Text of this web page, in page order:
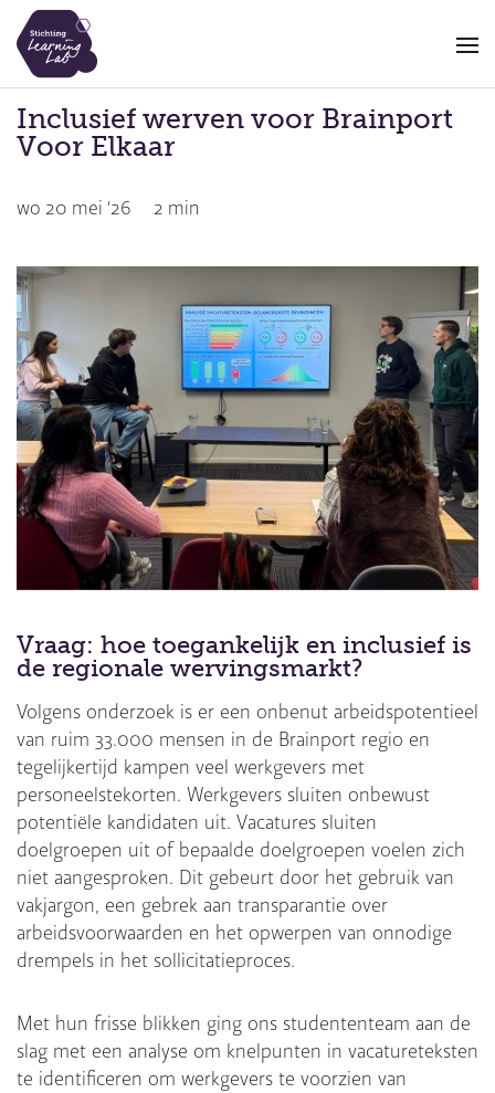
Overslaan
en
naar
de
inhoud
gaan
Inclusief werven voor Brainport
Voor Elkaar
wo 20 mei '26 2 min
Vraag: hoe toegankelijk en inclusief is
de regionale wervingsmarkt?
Volgens onderzoek is er een onbenut arbeidspotentieel
van ruim 33.000 mensen in de Brainport regio en
tegelijkertijd kampen veel werkgevers met
personeelstekorten. Werkgevers sluiten onbewust
potentiële kandidaten uit. Vacatures sluiten
doelgroepen uit of bepaalde doelgroepen voelen zich
niet aangesproken. Dit gebeurt door het gebruik van
vakjargon, een gebrek aan transparantie over
arbeidsvoorwaarden en het opwerpen van onnodige
drempels in het sollicitatieproces.
Met hun frisse blikken ging ons studententeam aan de
slag met een analyse om knelpunten in vacatureteksten
te identificeren om werkgevers te voorzien van